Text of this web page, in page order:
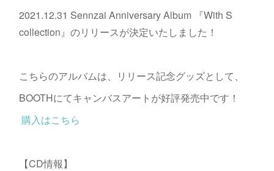
2021.12.31 Sennzai Anniversary Album 『With S
collection』のリリースが決定いたしました！
こちらのアルバムは、リリース記念グッズとして、
BOOTHにてキャンバスアートが好評発売中です！
購入はこちら
【CD情報】